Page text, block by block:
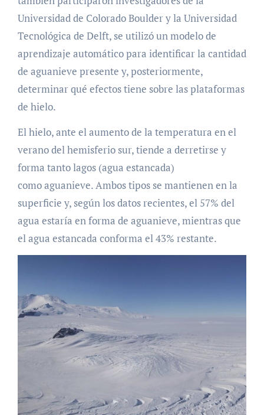
Universidad de Colorado Boulder y la Universidad
Tecnológica de Delft, se utilizó un modelo de
aprendizaje automático para identificar la cantidad
de aguanieve presente y, posteriormente,
determinar qué efectos tiene sobre las plataformas
de hielo.
El hielo, ante el aumento de la temperatura en el
verano del hemisferio sur, tiende a derretirse y
forma tanto lagos (agua estancada)
como aguanieve. Ambos tipos se mantienen en la
superficie y, según los datos recientes, el 57% del
agua estaría en forma de aguanieve, mientras que
el agua estancada conforma el 43% restante.